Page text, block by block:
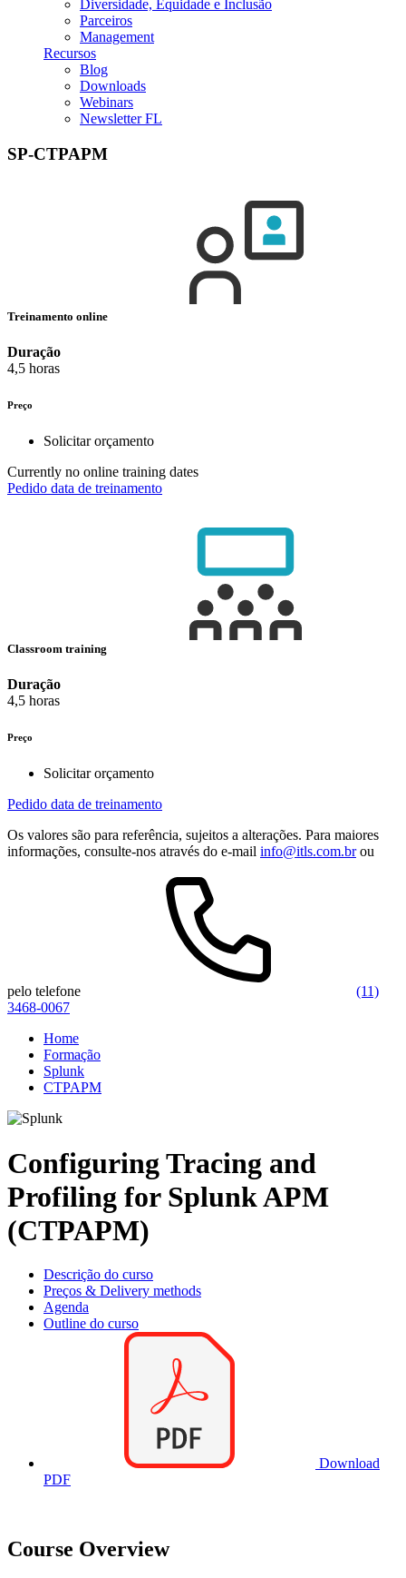
Diversidade, Equidade e Inclusão
Parceiros
Management
Recursos
Blog
Downloads
Webinars
Newsletter FL
SP-CTPAPM
Treinamento online
Duração
4,5 horas
Preço
Solicitar orçamento
Currently no online training dates
Pedido data de treinamento
Classroom training
Duração
4,5 horas
Preço
Solicitar orçamento
Pedido data de treinamento
Os valores são para referência, sujeitos a alterações. Para maiores
informações, consulte-nos através do e-mail info@itls.com.brou
pelo telefone
(11)
3468-0067
Home
Formação
Splunk
CTPAPM
Configuring Tracing and
Profiling for Splunk APM
(CTPAPM)
Descrição do curso
Preços & Delivery methods
Agenda
Outline do curso
Download
PDF
Course Overview